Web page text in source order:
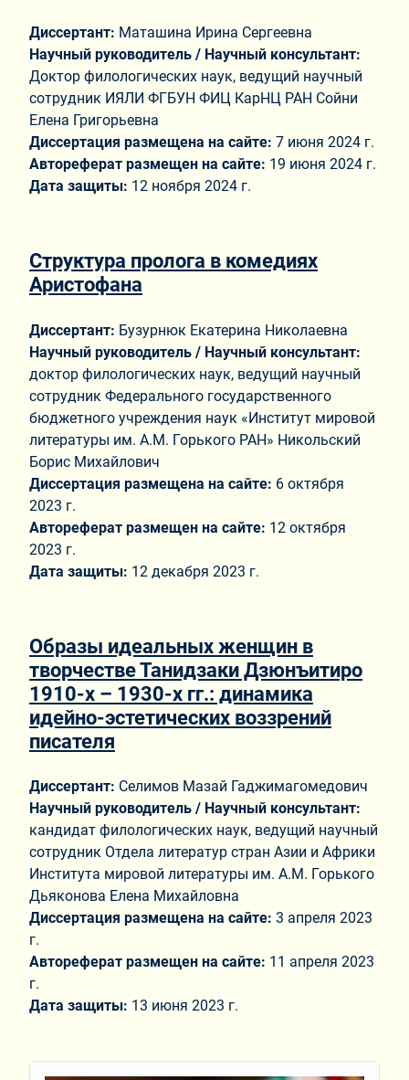
Диссертант: Маташина Ирина Сергеевна
Научный руководитель / Научный консультант:
Доктор филологических наук, ведущий научный
сотрудник ИЯЛИ ФГБУН ФИЦ КарНЦ РАН Сойни
Елена Григорьевна
Диссертация размещена на сайте: 7 июня 2024 г.
Автореферат размещен на сайте: 19 июня 2024 г.
Дата защиты: 12 ноября 2024 г.
Структура пролога в комедиях
Аристофана
Диссертант: Бузурнюк Екатерина Николаевна
Научный руководитель / Научный консультант:
доктор филологических наук, ведущий научный
сотрудник Федерального государственного
бюджетного учреждения наук «Институт мировой
литературы им. А.М. Горького РАН» Никольский
Борис Михайлович
Диссертация размещена на сайте: 6 октября
2023 г.
Автореферат размещен на сайте: 12 октября
2023 г.
Дата защиты: 12 декабря 2023 г.
Образы идеальных женщин в
творчестве Танидзаки Дзюнъитиро
1910-х – 1930-х гг.: динамика
идейно-эстетических воззрений
писателя
Диссертант: Селимов Мазай Гаджимагомедович
Научный руководитель / Научный консультант:
кандидат филологических наук, ведущий научный
сотрудник Отдела литератур стран Азии и Африки
Института мировой литературы им. А.М. Горького
Дьяконова Елена Михайловна
Диссертация размещена на сайте: 3 апреля 2023
г.
Автореферат размещен на сайте: 11 апреля 2023
г.
Дата защиты: 13 июня 2023 г.